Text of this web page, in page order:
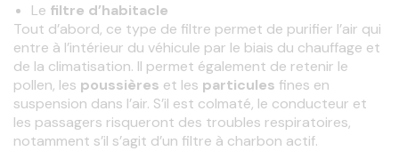
Le filtre d’habitacle
Tout d’abord, ce type de filtre permet de purifier l’air qui
entre à l’intérieur du véhicule par le biais du chauffage et
de la climatisation. Il permet également de retenir le
pollen, les poussières et les particules fines en
suspension dans l’air. S’il est colmaté, le conducteur et
les passagers risqueront des troubles respiratoires,
notamment s’il s’agit d’un filtre à charbon actif.